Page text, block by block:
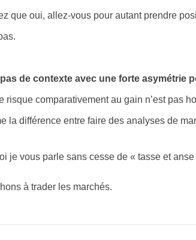
que oui, allez-vous pour autant prendre
pas de contexte avec une forte asymétrie
risque comparativement au gain n’est pas
la différence entre faire des analyses de
je vous parle sans cesse de « tasse et
à trader les marchés.